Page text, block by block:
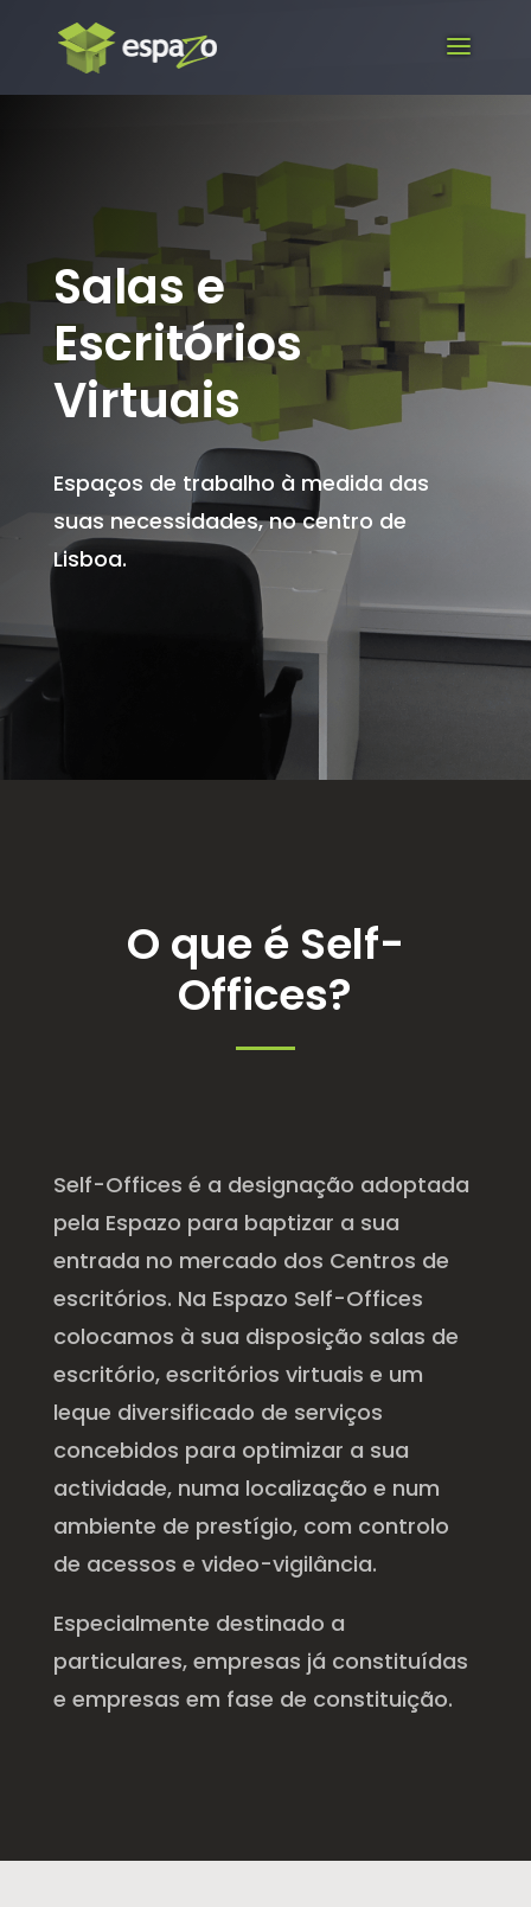
Salas e
Escritórios
Virtuais
Espaços de trabalho à medida das
suas necessidades, no centro de
Lisboa.
O que é Self-
Offices?
Self-Offices é a designação adoptada
pela Espazo para baptizar a sua
entrada no mercado dos Centros de
escritórios. Na Espazo Self-Offices
colocamos à sua disposição salas de
escritório, escritórios virtuais e um
leque diversificado de serviços
concebidos para optimizar a sua
actividade, numa localização e num
ambiente de prestígio, com controlo
de acessos e video-vigilância.
Especialmente destinado a
particulares, empresas já constituídas
e empresas em fase de constituição.